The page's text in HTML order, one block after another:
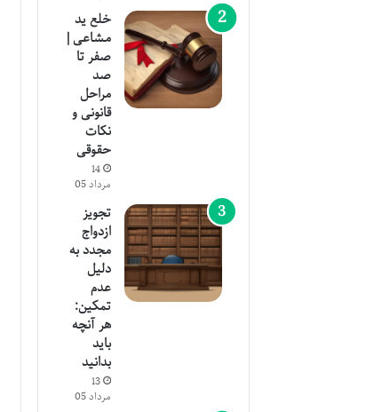
خلع ید
مشاعی |
صفر تا
صد
مراحل
قانونی و
نکات
حقوقی
14
مرداد 05
تجویز
ازدواج
مجدد به
دلیل
عدم
تمکین:
هر آنچه
باید
بدانید
13
مرداد 05